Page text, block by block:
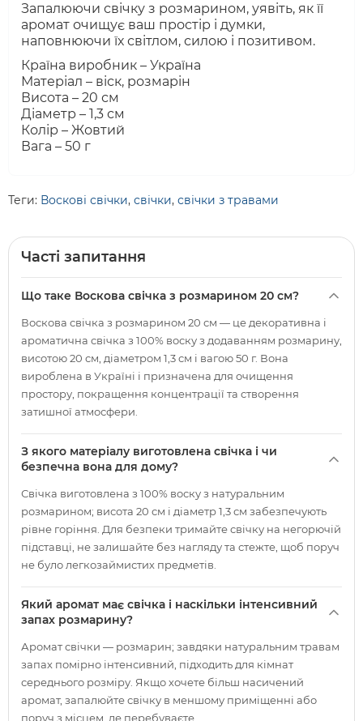
Запалюючи свічку з розмарином, уявіть, як її
аромат очищує ваш простір і думки,
наповнюючи їх світлом, силою і позитивом.
Країна виробник – Україна
Матеріал – віск, розмарін
Висота – 20 см
Діаметр – 1,3 см
Колір – Жовтий
Вага – 50 г
Теги: Воскові свічки, свічки, свічки з травами
Часті запитання
Що таке Воскова свічка з розмарином 20 см?
Воскова свічка з розмарином 20 см — це декоративна і
ароматична свічка з 100% воску з додаванням розмарину,
висотою 20 см, діаметром 1,3 см і вагою 50 г. Вона
вироблена в Україні і призначена для очищення
простору, покращення концентрації та створення
затишної атмосфери.
З якого матеріалу виготовлена свічка і чи
безпечна вона для дому?
Свічка виготовлена з 100% воску з натуральним
розмарином; висота 20 см і діаметр 1,3 см забезпечують
рівне горіння. Для безпеки тримайте свічку на негорючій
підставці, не залишайте без нагляду та стежте, щоб поруч
не було легкозаймистих предметів.
Який аромат має свічка і наскільки інтенсивний
запах розмарину?
Аромат свічки — розмарин; завдяки натуральним травам
запах помірно інтенсивний, підходить для кімнат
середнього розміру. Якщо хочете більш насичений
аромат, запалюйте свічку в меншому приміщенні або
поруч з місцем, де перебуваєте.